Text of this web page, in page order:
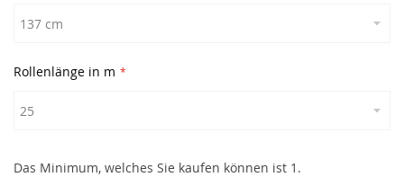
Rollenlänge in m
Das Minimum, welches Sie kaufen können ist 1.